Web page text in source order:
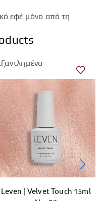
εφέ μόνο από τη
Leven | Velvet Touch 15ml